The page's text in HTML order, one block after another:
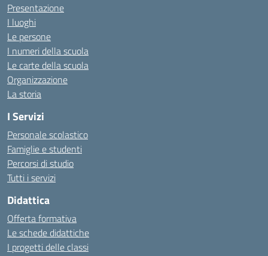
Presentazione
I luoghi
Le persone
I numeri della scuola
Le carte della scuola
Organizzazione
La storia
I Servizi
Personale scolastico
Famiglie e studenti
Percorsi di studio
Tutti i servizi
Didattica
Offerta formativa
Le schede didattiche
I progetti delle classi